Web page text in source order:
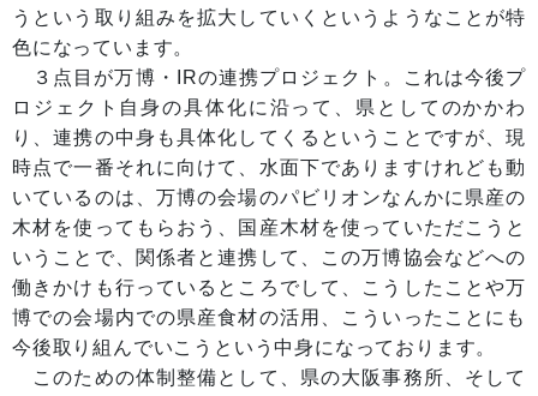
うという取り組みを拡大していくというようなことが特
色になっています。
３点目が万博・IRの連携プロジェクト。これは今後プ
ロジェクト自身の具体化に沿って、県としてのかかわ
り、連携の中身も具体化してくるということですが、現
時点で一番それに向けて、水面下でありますけれども動
いているのは、万博の会場のパビリオンなんかに県産の
木材を使ってもらおう、国産木材を使っていただこうと
いうことで、関係者と連携して、この万博協会などへの
働きかけも行っているところでして、こうしたことや万
博での会場内での県産食材の活用、こういったことにも
今後取り組んでいこうという中身になっております。
このための体制整備として、県の大阪事務所、そして